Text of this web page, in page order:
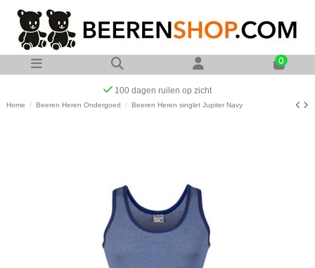
0
Op werkdagen voor 23:00 uur besteld zelfde dag verzonden
Home Beeren Heren Ondergoed Beeren Heren singlet Jupiter Navy